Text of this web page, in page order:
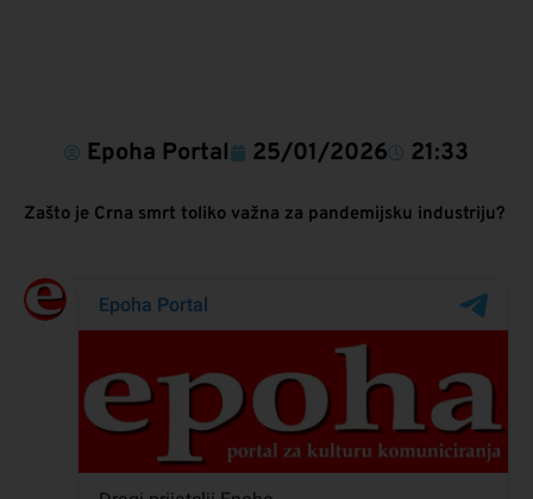
Epoha Portal 25/01/2026 21:33
Zašto je Crna smrt toliko važna za pandemijsku industriju?